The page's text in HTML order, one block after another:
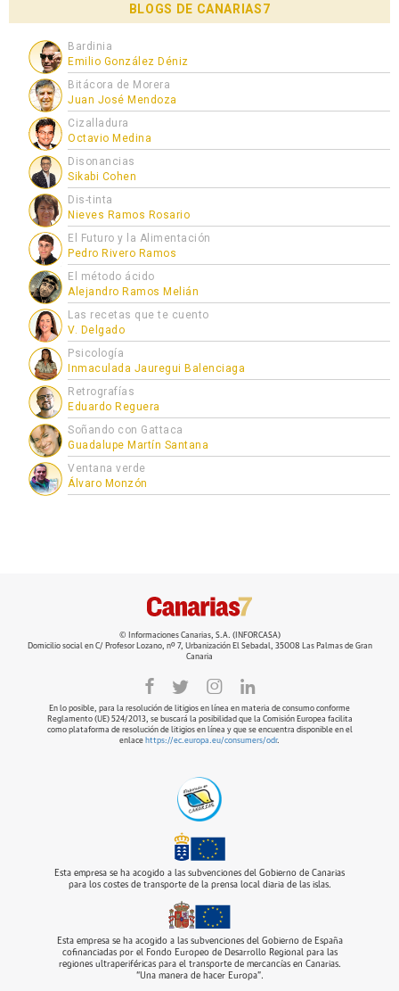
BLOGS DE CANARIAS7
Bardinia
Emilio González Déniz
Bitácora de Morera
Juan José Mendoza
Cizalladura
Octavio Medina
Disonancias
Sikabi Cohen
Dis-tinta
Nieves Ramos Rosario
El Futuro y la Alimentación
Pedro Rivero Ramos
El método ácido
Alejandro Ramos Melián
Las recetas que te cuento
V. Delgado
Psicología
Inmaculada Jauregui Balenciaga
Retrografías
Eduardo Reguera
Soñando con Gattaca
Guadalupe Martín Santana
Ventana verde
Álvaro Monzón
© Informaciones Canarias, S.A. (INFORCASA)
Domicilio social en C/ Profesor Lozano, nº 7, Urbanización El Sebadal, 35008 Las Palmas de Gran
Canaria
En lo posible, para la resolución de litigios en línea en materia de consumo conforme
Reglamento (UE) 524/2013, se buscará la posibilidad que la Comisión Europea facilita
como plataforma de resolución de litigios en línea y que se encuentra disponible en el
enlace https://ec.europa.eu/consumers/odr.
Esta empresa se ha acogido a las subvenciones del Gobierno de Canarias
para los costes de transporte de la prensa local diaria de las islas.
Esta empresa se ha acogido a las subvenciones del Gobierno de España
cofinanciadas por el Fondo Europeo de Desarrollo Regional para las
regiones ultraperiféricas para el transporte de mercancías en Canarias.
“Una manera de hacer Europa”.